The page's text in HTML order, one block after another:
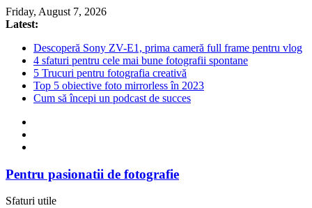
Skip
to
Friday, August 7, 2026
Latest:
Descoperă Sony ZV-E1, prima cameră full frame pentru vlog
4 sfaturi pentru cele mai bune fotografii spontane
5 Trucuri pentru fotografia creativă
Top 5 obiective foto mirrorless în 2023
Cum să începi un podcast de succes
Pentru pasionatii de fotografie
Sfaturi utile